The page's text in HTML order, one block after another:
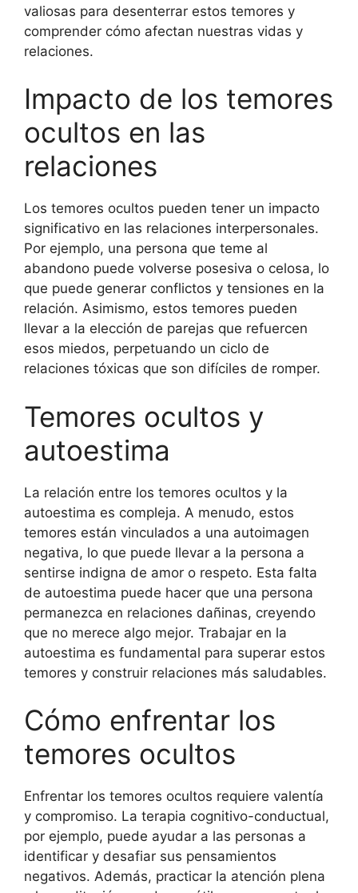
valiosas para desenterrar estos temores y
comprender cómo afectan nuestras vidas y
relaciones.
Impacto de los temores
ocultos en las
relaciones
Los temores ocultos pueden tener un impacto
significativo en las relaciones interpersonales.
Por ejemplo, una persona que teme al
abandono puede volverse posesiva o celosa, lo
que puede generar conflictos y tensiones en la
relación. Asimismo, estos temores pueden
llevar a la elección de parejas que refuercen
esos miedos, perpetuando un ciclo de
relaciones tóxicas que son difíciles de romper.
Temores ocultos y
autoestima
La relación entre los temores ocultos y la
autoestima es compleja. A menudo, estos
temores están vinculados a una autoimagen
negativa, lo que puede llevar a la persona a
sentirse indigna de amor o respeto. Esta falta
de autoestima puede hacer que una persona
permanezca en relaciones dañinas, creyendo
que no merece algo mejor. Trabajar en la
autoestima es fundamental para superar estos
temores y construir relaciones más saludables.
Cómo enfrentar los
temores ocultos
Enfrentar los temores ocultos requiere valentía
y compromiso. La terapia cognitivo-conductual,
por ejemplo, puede ayudar a las personas a
identificar y desafiar sus pensamientos
negativos. Además, practicar la atención plena